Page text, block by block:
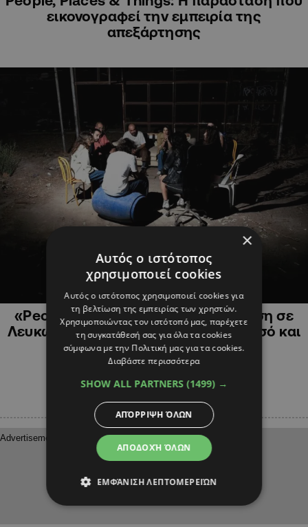
εικονογραφεί την εμπειρία της
απεξάρτησης
«People, places & things»: Παράταση σε
Λευκωσία, παραστάσεις και σε Λεμεσό και
Παραλίμνι
×
Αυτός ο ιστότοπος
χρησιμοποιεί cookies
Αυτός ο ιστότοπος χρησιμοποιεί cookies για
τη βελτίωση της εμπειρίας των χρηστών.
Χρησιμοποιώντας τον ιστότοπό μας, παρέχετε
τη συγκατάθεσή σας για όλα τα cookies
σύμφωνα με την Πολιτική μας για τα cookies.
Διαβάστε περισσότερα
SHOW ALL PARTNERS (1499) →
ΑΠΟΔΟΧΉ ΌΛΩΝ
ΑΠΌΡΡΙΨΗ ΌΛΩΝ
ΕΜΦΆΝΙΣΗ ΛΕΠΤΟΜΕΡΕΙΏΝ